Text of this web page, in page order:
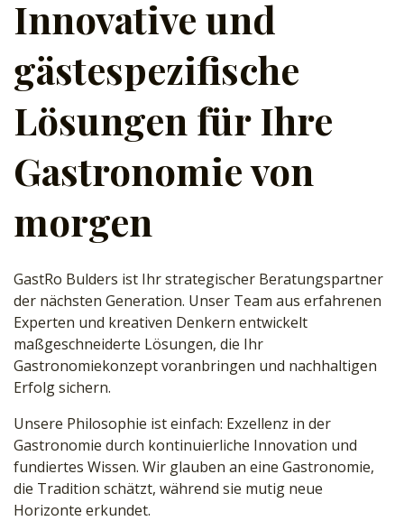
Innovative und
gästespezifische
Lösungen für Ihre
Gastronomie von
morgen
GastRo Bulders ist Ihr strategischer Beratungspartner
der nächsten Generation. Unser Team aus erfahrenen
Experten und kreativen Denkern entwickelt
maßgeschneiderte Lösungen, die Ihr
Gastronomiekonzept voranbringen und nachhaltigen
Erfolg sichern.
Unsere Philosophie ist einfach: Exzellenz in der
Gastronomie durch kontinuierliche Innovation und
fundiertes Wissen. Wir glauben an eine Gastronomie,
die Tradition schätzt, während sie mutig neue
Horizonte erkundet.